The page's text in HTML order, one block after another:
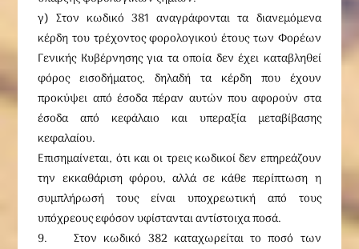
γ) Στον κωδικό 381 αναγράφονται τα διανεμόμενα
κέρδη του τρέχοντος φορολογικού έτους των Φορέων
Γενικής Κυβέρνησης για τα οποία δεν έχει καταβληθεί
φόρος εισοδήματος, δηλαδή τα κέρδη που έχουν
προκύψει από έσοδα πέραν αυτών που αφορούν στα
έσοδα από κεφάλαιο και υπεραξία μεταβίβασης
κεφαλαίου.
Επισημαίνεται, ότι και οι τρεις κωδικοί δεν επηρεάζουν
την εκκαθάριση φόρου, αλλά σε κάθε περίπτωση η
συμπλήρωσή τους είναι υποχρεωτική από τους
υπόχρεους εφόσον υφίστανται αντίστοιχα ποσά.
9. Στον κωδικό 382 καταχωρείται το ποσό των